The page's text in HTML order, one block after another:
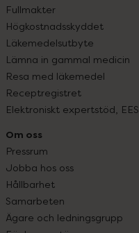
Fullmakter
Högkostnadsskyddet
Läkemedelsutbyte
Lämna in gammal medicin
Resa med läkemedel
Receptregistret
Elektroniskt expertstöd, EES
Om oss
Pressrum
Jobba hos oss
Hållbarhet
Samarbeten
Ägare och ledningsgrupp